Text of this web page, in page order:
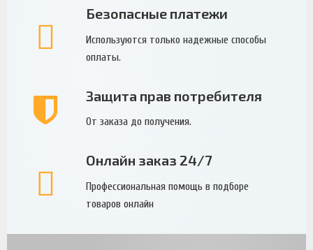
Безопасные платежи
Используются только надежные способы
оплаты.
Защита прав потребителя
От заказа до получения.
Онлайн заказ 24/7
Профессиональная помощь в подборе
товаров онлайн